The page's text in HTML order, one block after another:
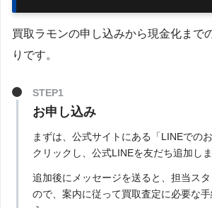
買取ラモンの申し込みから現金化まで
りです。
STEP1
お申し込み
まずは、公式サイトにある「LINEでの
クリックし、公式LINEを友だち追加しま
追加後にメッセージを送ると、担当スタ
ので、案内に従って買取査定に必要な